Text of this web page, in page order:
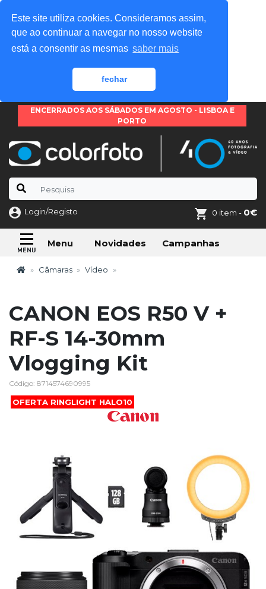
Este site utiliza cookies. Consideramos assim,
que ao continuar a navegar no nosso website
está a consentir as mesmas saber mais
fechar
ENCERRADOS AOS SÁBADOS EM AGOSTO - LISBOA E
PORTO
Login/Registo 0 item - 0€
Menu Novidades Campanhas
Câmaras Vídeo
CANON EOS R50 V +
RF-S 14-30mm
Vlogging Kit
Código: 8714574690995
OFERTA RINGLIGHT HALO10